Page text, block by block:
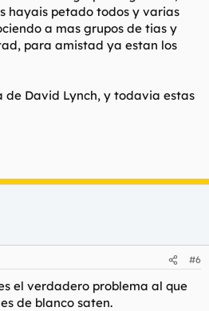
hayais petado todos y varias
a mas grupos de tias y
para amistad ya estan los
de David Lynch, y todavia estas
#6
el verdadero problema al que
de blanco saten.